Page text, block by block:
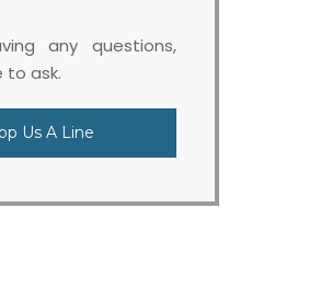
any questions,
to ask.
Us A Line